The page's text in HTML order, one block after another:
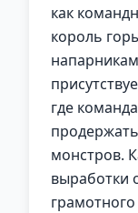
как
король
где
монстров.
выработки